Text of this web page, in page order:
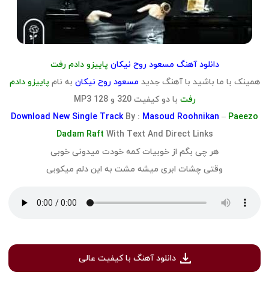
دانلود آهنگ مسعود روح نیکان پاییزو دادم رفت
همینک با ما باشید با آهنگ جدید مسعود روح نیکان به نام پاییزو دادم
رفت با دو کیفیت 320 و 128 MP3
Download New Single Track By : Masoud Roohnikan – Paeezo
Dadam Raft With Text And Direct Links
هر چی بگم از خوبیات کمه خودت میدونی خوبی
وقتی چشات ابری میشه مشت به این دلم میکوبی
دانلود آهنگ با کیفیت عالی